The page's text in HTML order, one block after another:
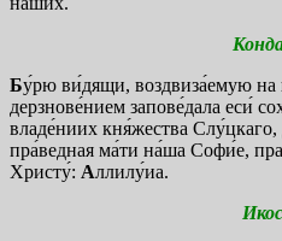
Бу́рю ви́дящи, воздвиза́емую на
дерзнове́нием запове́дала еси́
владе́ниих кня́жества Слу́цкаго,
пра́ведная ма́ти на́ша Софи́е,
Христу́: Аллилу́иа.